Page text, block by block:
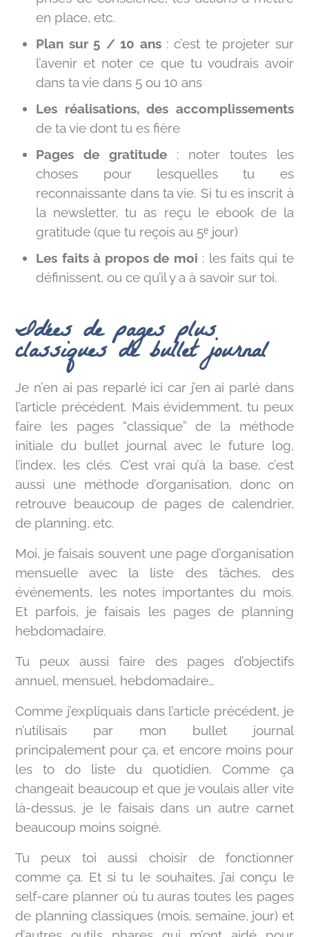
en place, etc.
Plan sur 5 / 10 ans: c’est te projeter sur
l’avenir et noter ce que tu voudrais avoir
dans ta vie dans 5 ou 10 ans
Les réalisations, des accomplissements
de ta vie dont tu es fière
Pages de gratitude: noter toutes les
choses pour lesquelles tu es
reconnaissante dans ta vie. Si tu es inscrit à
la newsletter, tu as reçu le ebook de la
gratitude (que tu reçois au 5ᵉ jour)
Les faits à propos de moi : les faits qui te
définissent, ou ce qu’il y a à savoir sur toi.
Idées de pages plus
classiques de bullet journal
Je n’en ai pas reparlé ici car j’en ai parlé dans
l’article précédent. Mais évidemment, tu peux
faire les pages “classique” de la méthode
initiale du bullet journal avec le future log,
l’index, les clés. C’est vrai qu’à la base, c’est
aussi une méthode d’organisation, donc on
retrouve beaucoup de pages de calendrier,
de planning, etc.
Moi, je faisais souvent une page d’organisation
mensuelle avec la liste des tâches, des
événements, les notes importantes du mois.
Et parfois, je faisais les pages de planning
hebdomadaire.
Tu peux aussi faire des pages d’objectifs
annuel, mensuel, hebdomadaire…
Comme j’expliquais dans l’article précédent, je
n’utilisais par mon bullet journal
principalement pour ça, et encore moins pour
les to do liste du quotidien. Comme ça
changeait beaucoup et que je voulais aller vite
là-dessus, je le faisais dans un autre carnet
beaucoup moins soigné.
Tu peux toi aussi choisir de fonctionner
comme ça. Et si tu le souhaites, j’ai conçu le
self-care planner où tu auras toutes les pages
de planning classiques (mois, semaine, jour) et